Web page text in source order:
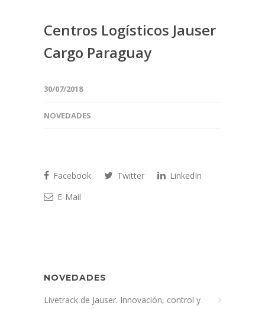
Centros Logísticos Jauser
Cargo Paraguay
30/07/2018
NOVEDADES
Facebook Twitter
LinkedIn
E-Mail
NOVEDADES
Livetrack de Jauser. Innovación, control y